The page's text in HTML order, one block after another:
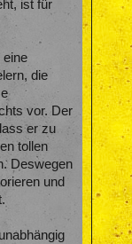
ist für
eine
die
vor. Der
er zu
tollen
Deswegen
und